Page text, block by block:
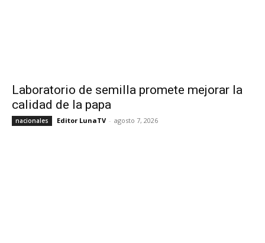
Laboratorio de semilla promete mejorar la
calidad de la papa
nacionales Editor LunaTV - agosto 7, 2026